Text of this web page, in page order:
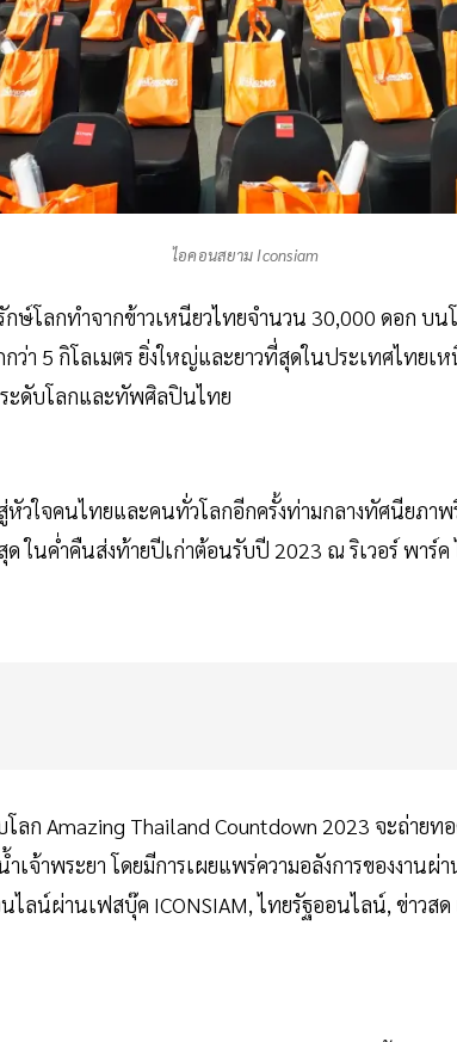
ไอคอนสยาม Iconsiam
ษ์โลกทำจากข้าวเหนียวไทยจำนวน 30,000 ดอก บนโ
ว่า 5 กิโลเมตร ยิ่งใหญ่และยาวที่สุดในประเทศไทยเ
ะดับโลกและทัพศิลปินไทย
หัวใจคนไทยและคนทั่วโลกอีกครั้งท่ามกลางทัศนียภา
ในค่ำคืนส่งท้ายปีเก่าต้อนรับปี 2023 ณ ริเวอร์ พาร์ค
โลก Amazing Thailand Countdown 2023 จะถ่าย
เจ้าพระยา โดยมีการเผยแพร่ความอลังการของงานผ่
ไลน์ผ่านเฟสบุ๊ค ICONSIAM, ไทยรัฐออนไลน์, ข่าว